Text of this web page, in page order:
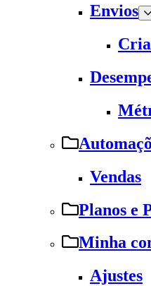
Envios
Vendas
Planos e
Minha
Ajustes